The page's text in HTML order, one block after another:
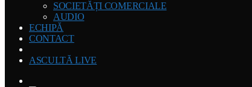
SOCIETĂȚI COMERCIALE
AUDIO
ECHIPĂ
CONTACT
ASCULTĂ LIVE